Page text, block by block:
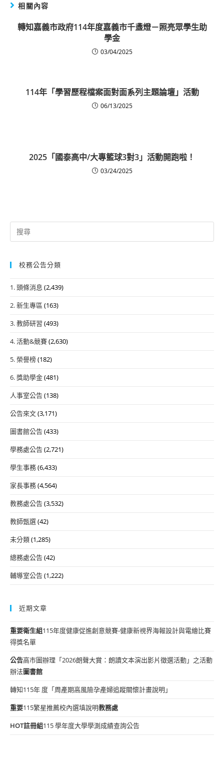
相關內容
轉知嘉義市政府114年度嘉義市千盞燈－照亮眾學生助
學金
03/04/2025
114年「學習歷程檔案面對面系列主題論壇」活動
06/13/2025
2025「國泰高中/大專籃球3對3」活動開跑啦！
03/24/2025
Search
for:
校務公告分類
1. 頭條消息 (2,439)
2. 新生專區 (163)
3. 教師研習 (493)
4. 活動&競賽(2,630)
5. 榮譽榜(182)
6. 獎助學金(481)
人事室公告(138)
公告來文(3,171)
圖書館公告(433)
學務處公告(2,721)
學生事務(6,433)
家長事務(4,564)
教務處公告(3,532)
教師甄選(42)
未分類(1,285)
總務處公告(42)
輔導室公告(1,222)
近期文章
重要衛生組115年度健康促進創意競賽-健康新視界海報設計與電繪比賽
得獎名單
公告高市圖辦理「2026朗聲大賞：朗讀文本演出影片徵選活動」之活動
辦法圖書館
轉知115年 度「周產期高風險孕產婦追蹤關懷計畫說明」
重要115繁星推薦校內選填說明教務處
HOT註冊組115 學年度大學學測成績查詢公告